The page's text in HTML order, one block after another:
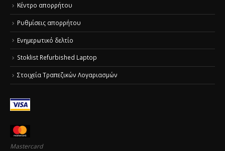
Κέντρο απορρήτου
Ρυθμίσεις απορρήτου
Ενημερωτικό δελτίο
Stoklist Refurbished Laptop
Στοιχεία Τραπεζικών Λογαριασμών
Mastercard